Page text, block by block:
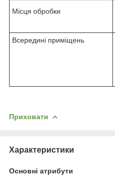
Місця обробки
Всередині приміщень
Приховати
Характеристики
Основні атрибути